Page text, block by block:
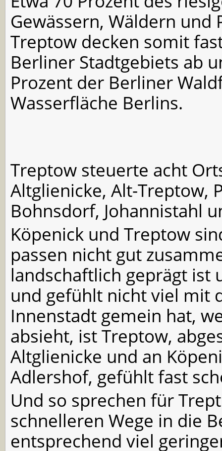
Gewässern, Wäldern und
Treptow decken somit
Berliner Stadtgebiets ab
Prozent der Berliner
Wasserfläche Berlins.
Treptow steuerte acht
Altglienicke, Alt-Treptow,
Bohnsdorf, Johannistahl
Köpenick und Treptow
passen nicht gut
landschaftlich geprägt ist
und gefühlt nicht viel mit
Innenstadt gemein hat,
absieht, ist Treptow,
Altglienicke und an
Adlershof, gefühlt fast
Und so sprechen für
schnelleren Wege in die
entsprechend viel